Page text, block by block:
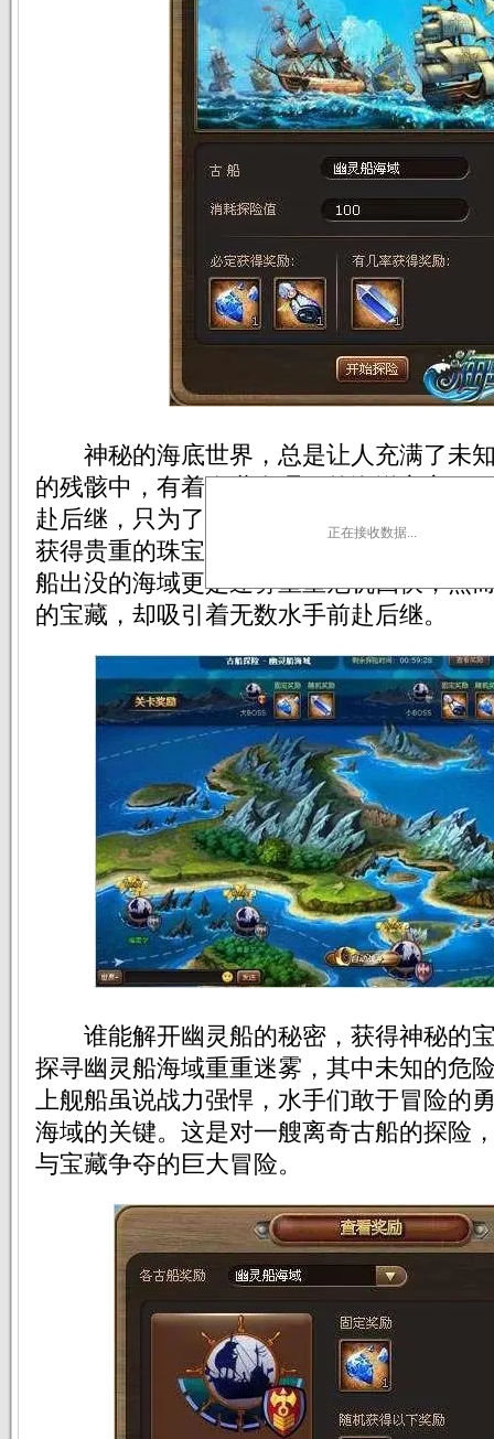
神秘的海底世界，总是让人充满了未
的残骸中，有着令世人瞩目的海洋之心。
赴后继，只为了找寻那传说中的神秘宝藏!
获得贵重的珠宝珍珠就要进入一片为迷雾
船出没的海域更是迷雾重重危机四伏，然
的宝藏，却吸引着无数水手前赴后继。
谁能解开幽灵船的秘密，获得神秘的
探寻幽灵船海域重重迷雾，其中未知的危
上舰船虽说战力强悍，水手们敢于冒险的
海域的关键。这是对一艘离奇古船的探险
与宝藏争夺的巨大冒险。
正在接收数据...